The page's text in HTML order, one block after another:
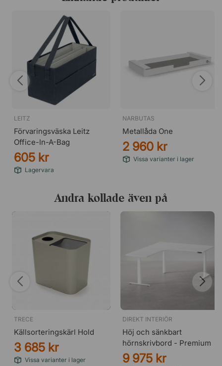
LEITZ
Förvaringsväska Leitz
Office-In-A-Bag
605 kr
Lagervara
NARBUTAS
Metallåda One
2 960 kr
Vissa varianter i lager
Andra kollade även på
TRECE
Källsorteringskärl Hold
3 685 kr
Vissa varianter i lager
DIREKT INTERIÖR
Höj och sänkbart
hörnskrivbord - Premium
9 975 kr